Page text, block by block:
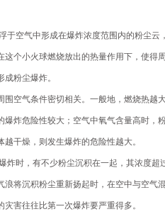
空气中形成在爆炸浓度范围内的粉尘云
个小火球燃烧放出的热量作用下，使得
粉尘爆炸。
空气条件密切相关。一般地，燃烧热越
炸危险性较大；空气中氧气含量高时，
干燥，则发生爆炸的危险性越大。
时，有不少粉尘沉积在一起，其浓度超
将沉积粉尘重新扬起时，在空中与空气
害往往比第一次爆炸要严重得多。